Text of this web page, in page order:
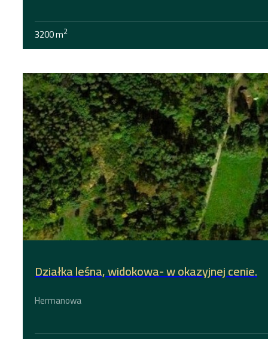
3200 m2
Działka leśna, widokowa- w okazyjnej cenie.
Hermanowa